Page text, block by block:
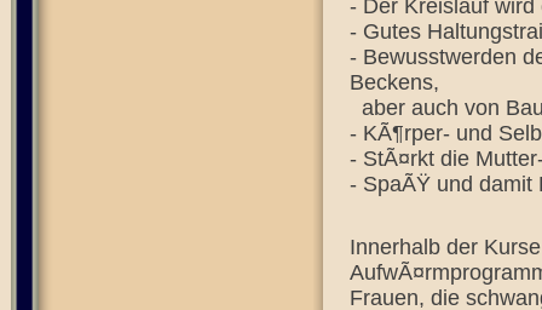
- Der Kreislauf wird
- Gutes
- Bewusstwerden
Beckens,
aber auch von
- KÃ¶rper- und
- StÃ¤rkt die
- SpaÃŸ und
Innerhalb der
Frauen, die